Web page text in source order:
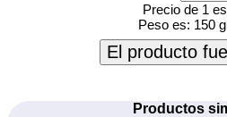
Precio de 1
Peso es: 150
El producto
Productos